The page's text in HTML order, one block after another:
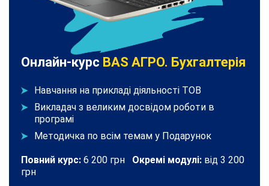
Онлайн-курс BAS АГРО. Бухгалтерія
Навчання на прикладі діяльності ТОВ
Викладач з великим досвідом роботи в
програмі
Методичка по всім темам у Подарунок
Повний курс: 6 200 грн Окремі модулі: від 3 200
грн